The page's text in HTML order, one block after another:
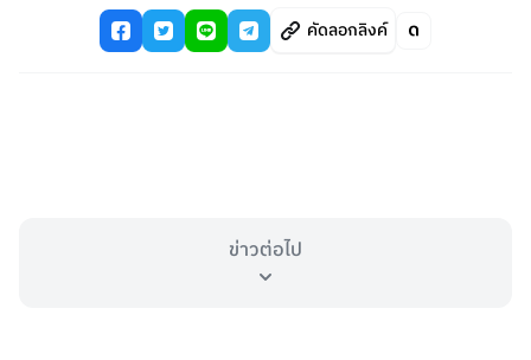
คัดลอกลิงค์
ข่าวต่อไป